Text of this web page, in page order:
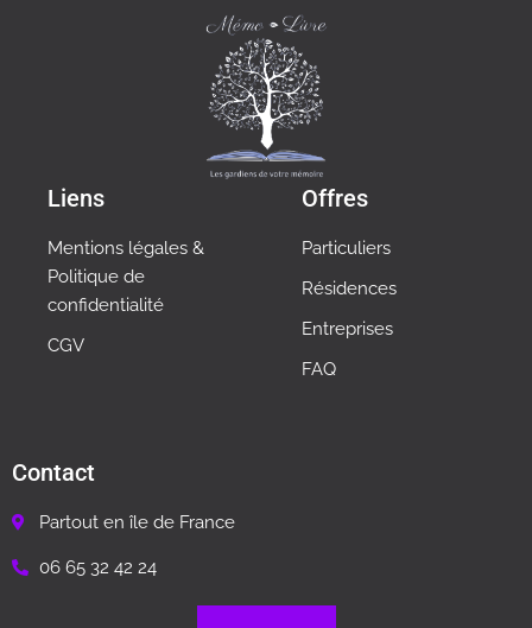
Liens
Mentions légales &
Politique de
confidentialité
CGV
Offres
Particuliers
Résidences
Entreprises
FAQ
Contact
Partout en île de France
06 65 32 42 24